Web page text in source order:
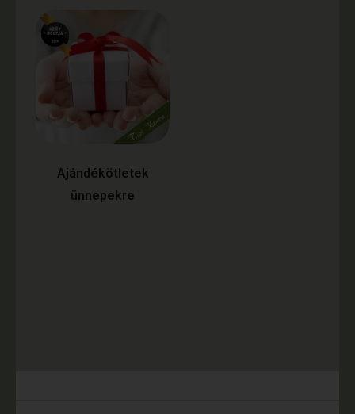
Ajándékötletek
ünnepekre